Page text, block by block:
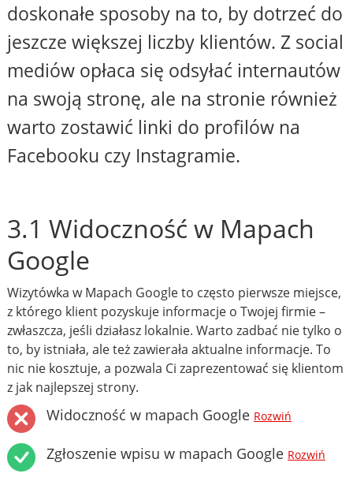
doskonałe sposoby na to, by dotrzeć do
jeszcze większej liczby klientów. Z social
mediów opłaca się odsyłać internautów
na swoją stronę, ale na stronie również
warto zostawić linki do profilów na
Facebooku czy Instagramie.
3.1 Widoczność w Mapach
Google
Wizytówka w Mapach Google to często pierwsze miejsce,
z którego klient pozyskuje informacje o Twojej firmie –
zwłaszcza, jeśli działasz lokalnie. Warto zadbać nie tylko o
to, by istniała, ale też zawierała aktualne informacje. To
nic nie kosztuje, a pozwala Ci zaprezentować się klientom
z jak najlepszej strony.
Widoczność w mapach Google Rozwiń
Zgłoszenie wpisu w mapach Google Rozwiń